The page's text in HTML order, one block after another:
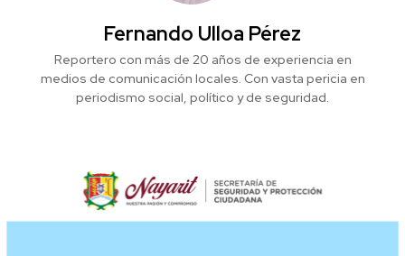
Fernando Ulloa Pérez
Reportero con más de 20 años de experiencia en
medios de comunicación locales. Con vasta pericia en
periodismo social, político y de seguridad.